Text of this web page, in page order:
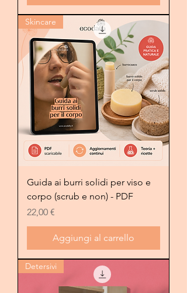
Skincare
Guida ai burri solidi per viso e
corpo (scrub e non) - PDF
Prezzo
22,00 €
Aggiungi al carrello
Detersivi